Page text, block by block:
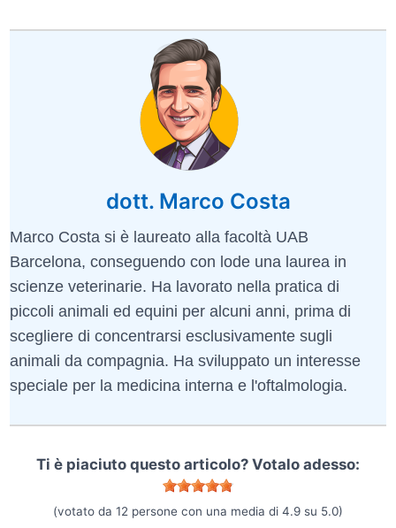
dott. Marco Costa
Marco Costa si è laureato alla facoltà UAB
Barcelona, conseguendo con lode una laurea in
scienze veterinarie. Ha lavorato nella pratica di
piccoli animali ed equini per alcuni anni, prima di
scegliere di concentrarsi esclusivamente sugli
animali da compagnia. Ha sviluppato un interesse
speciale per la medicina interna e l'oftalmologia.
Ti è piaciuto questo articolo? Votalo adesso:
(votato da 12 persone con una media di 4.9 su 5.0)